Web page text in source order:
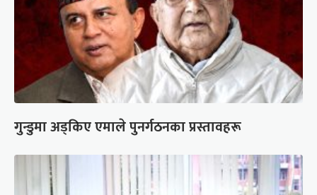
गुन्डुमा अड्किए एमाले पुनर्गठनका प्रस्तावहरू